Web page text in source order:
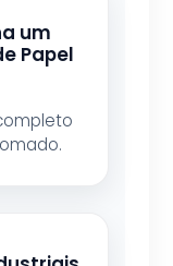
um
Papel